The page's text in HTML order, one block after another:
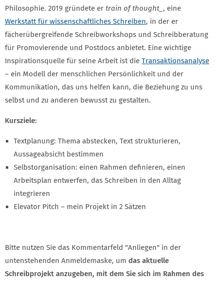
Philosophie. 2019 gründete er train of thought_ , eine
Werkstatt für wissenschaftliches Schreiben, in der er
fächerübergreifende Schreibworkshops und Schreibberatung
für Promovierende und Postdocs anbietet. Eine wichtige
Inspirationsquelle für seine Arbeit ist die Transaktionsanalyse
– ein Modell der menschlichen Persönlichkeit und der
Kommunikation, das uns helfen kann, die Beziehung zu uns
selbst und zu anderen bewusst zu gestalten.
Kursziele:
Textplanung: Thema abstecken, Text strukturieren,
Aussageabsicht bestimmen
Selbstorganisation: einen Rahmen definieren, einen
Arbeitsplan entwerfen, das Schreiben in den Alltag
integrieren
Elevator Pitch – mein Projekt in 2 Sätzen
Bitte nutzen Sie das Kommentarfeld "Anliegen" in der
untenstehenden Anmeldemaske, um das aktuelle
Schreibprojekt anzugeben, mit dem Sie sich im Rahmen des